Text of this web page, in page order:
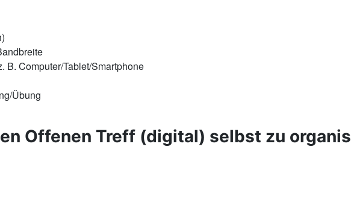
B. Computer/Tablet/Smartphone
Übung
Offenen Treff (digital) selbst zu